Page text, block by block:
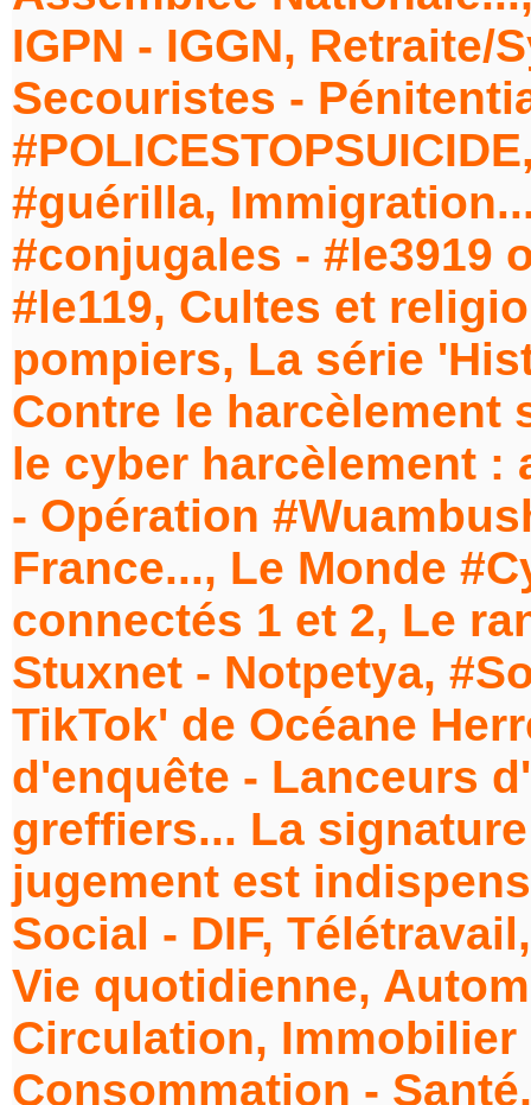
IGPN - IGGN,
Secouristes -
#guérilla,
#conjugales - #le3919
#le119, Cultes et
pompiers, La série
Contre le harcèlement
le cyber harcèlement :
- Opération
France..., Le Monde
connectés 1 et 2, Le
Stuxnet - Notpetya,
TikTok' de Océane
d'enquête - Lanceurs
greffiers... La
jugement est
Social - DIF,
Vie quotidienne,
Circulation, Immobilier
Consommation -